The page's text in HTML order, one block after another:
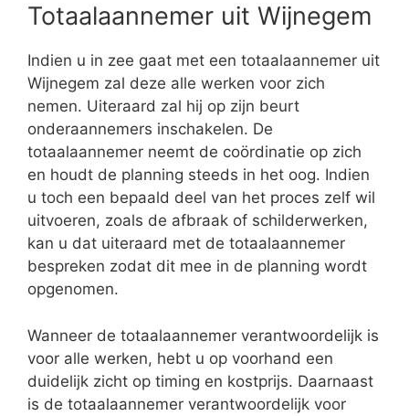
Totaalaannemer uit Wijnegem
Indien u in zee gaat met een totaalaannemer uit
Wijnegem zal deze alle werken voor zich
nemen. Uiteraard zal hij op zijn beurt
onderaannemers inschakelen. De
totaalaannemer neemt de coördinatie op zich
en houdt de planning steeds in het oog. Indien
u toch een bepaald deel van het proces zelf wil
uitvoeren, zoals de afbraak of schilderwerken,
kan u dat uiteraard met de totaalaannemer
bespreken zodat dit mee in de planning wordt
opgenomen.
Wanneer de totaalaannemer verantwoordelijk is
voor alle werken, hebt u op voorhand een
duidelijk zicht op timing en kostprijs. Daarnaast
is de totaalaannemer verantwoordelijk voor